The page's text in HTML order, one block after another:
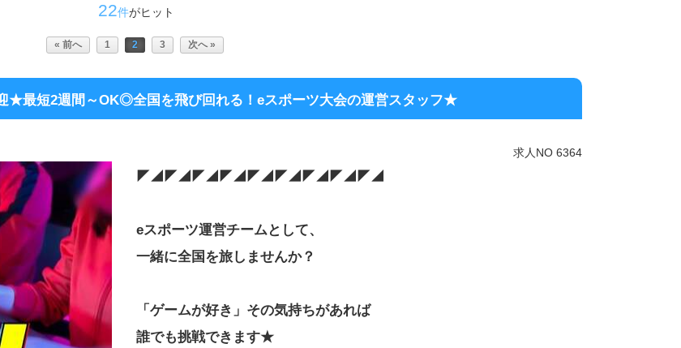
22件がヒット
« 前へ 1 2 3 次へ »
★最短2週間～OK◎全国を飛び回れる！eスポーツ大会の運営スタッフ★
求人NO 6364
◤◢◤◢◤◢◤◢◤◢◤◢◤◢◤◢◤◢
eスポーツ運営チームとして、
一緒に全国を旅しませんか？
「ゲームが好き」その気持ちがあれば
誰でも挑戦できます★